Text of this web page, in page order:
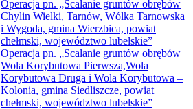
Operacja pn. „Scalanie gruntów obrębów
Chylin Wielki, Tarnów, Wólka Tarnowska
i Wygoda, gmina Wierzbica, powiat
chełmski, województwo lubelskie”
Operacja pn. „Scalanie gruntów obrębów
Wola Korybutowa Pierwsza,Wola
Korybutowa Druga i Wola Korybutowa –
Kolonia, gmina Siedliszcze, powiat
chełmski, województwo lubelskie”